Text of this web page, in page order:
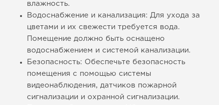
влажность.
Водоснабжение и канализация: Для ухода за
цветами и их свежести требуется вода.
Помещение должно быть оснащено
водоснабжением и системой канализации.
Безопасность: Обеспечьте безопасность
помещения с помощью системы
видеонаблюдения, датчиков пожарной
сигнализации и охранной сигнализации.